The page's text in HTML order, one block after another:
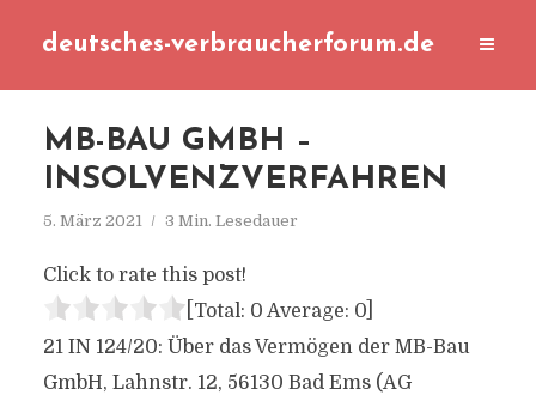
deutsches-verbraucherforum.de
MB-BAU GMBH –
INSOLVENZVERFAHREN
5. März 2021 3 Min. Lesedauer
Click to rate this post!
[Total: 0 Average: 0]
21 IN 124/20: Über das Vermögen der MB-Bau
GmbH, Lahnstr. 12, 56130 Bad Ems (AG